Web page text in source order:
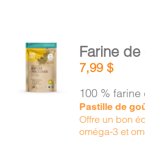
AJOUTER
AU
PANIER
/
Farine
7,99$
100 %
Pastille de
Offre un bon
oméga-3 et